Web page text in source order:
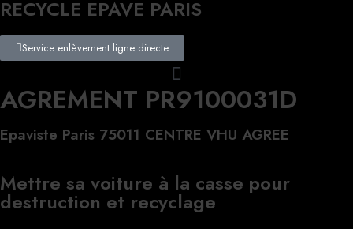
RECYCLE EPAVE PARIS
Service enlèvement ligne directe
AGREMENT PR9100031D
Epaviste Paris 75011 CENTRE VHU AGREE
Mettre sa voiture à la casse pour
destruction et recyclage